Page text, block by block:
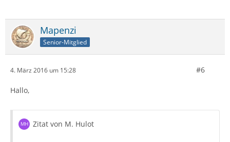
Mapenzi
Senior-Mitglied
4. März 2016 um 15:28 #6
Hallo,
Zitat von M. Hulot